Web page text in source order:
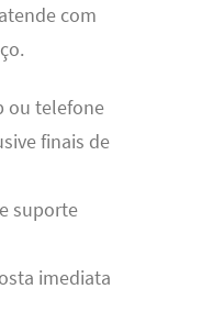
com
ou telefone
finais de
suporte
imediata